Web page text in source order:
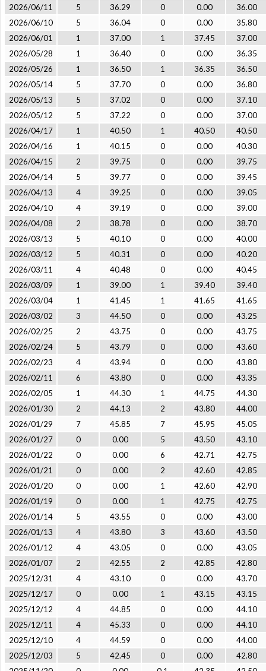
2026/06/11
5 36.29 0 0.00
36.00
2026/06/10
5 36.04 0 0.00
35.80
2026/06/01
1 37.00 1 37.45
37.00
2026/05/28
1 36.40 0 0.00
36.35
2026/05/26
1 36.50 1 36.35
36.50
2026/05/14
5 37.70 0 0.00
36.80
2026/05/13
5 37.02 0 0.00
37.10
2026/05/12
5 37.22 0 0.00
37.00
2026/04/17
1 40.50 1 40.50
40.50
2026/04/16
1 40.15 0 0.00
40.30
2026/04/15
2 39.75 0 0.00
39.75
2026/04/14
5 39.77 0 0.00
39.45
2026/04/13
4 39.25 0 0.00
39.05
2026/04/10
4 39.19 0 0.00
39.00
2026/04/08
2 38.78 0 0.00
38.70
2026/03/13
5 40.10 0 0.00
40.00
2026/03/12
5 40.31 0 0.00
40.20
2026/03/11
4 40.48 0 0.00
40.45
2026/03/09
1 39.00 1 39.40
39.40
2026/03/04
1 41.45 1 41.65
41.65
2026/03/02
3 44.50 0 0.00
43.25
2026/02/25
2 43.75 0 0.00
43.75
2026/02/24
5 43.79 0 0.00
43.60
2026/02/23
4 43.94 0 0.00
43.80
2026/02/11
6 43.80 0 0.00
43.35
2026/02/05
1 44.30 1 44.75
44.30
2026/01/30
2 44.13 2 43.80
44.00
2026/01/29
7 45.85 7 45.95
45.05
2026/01/27
0 0.00 5 43.50
43.10
2026/01/22
0 0.00 6 42.71
42.75
2026/01/21
0 0.00 2 42.60
42.85
2026/01/20
0 0.00 1 42.60
42.90
2026/01/19
0 0.00 1 42.75
42.75
2026/01/14
5 43.55 0 0.00
43.00
2026/01/13
4 43.80 3 43.60
43.50
2026/01/12
4 43.05 0 0.00
43.05
2026/01/07
2 42.55 2 42.85
42.80
2025/12/31
4 43.10 0 0.00
43.70
2025/12/17
0 0.00 1 43.15
43.15
2025/12/12
4 44.85 0 0.00
44.10
2025/12/11
4 45.33 0 0.00
44.10
2025/12/10
4 44.59 0 0.00
44.00
2025/12/03
5 42.45 0 0.00
42.80